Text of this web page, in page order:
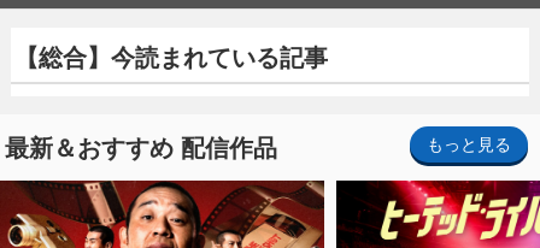
【総合】今読まれている記事
最新＆おすすめ 配信作品 もっと見る